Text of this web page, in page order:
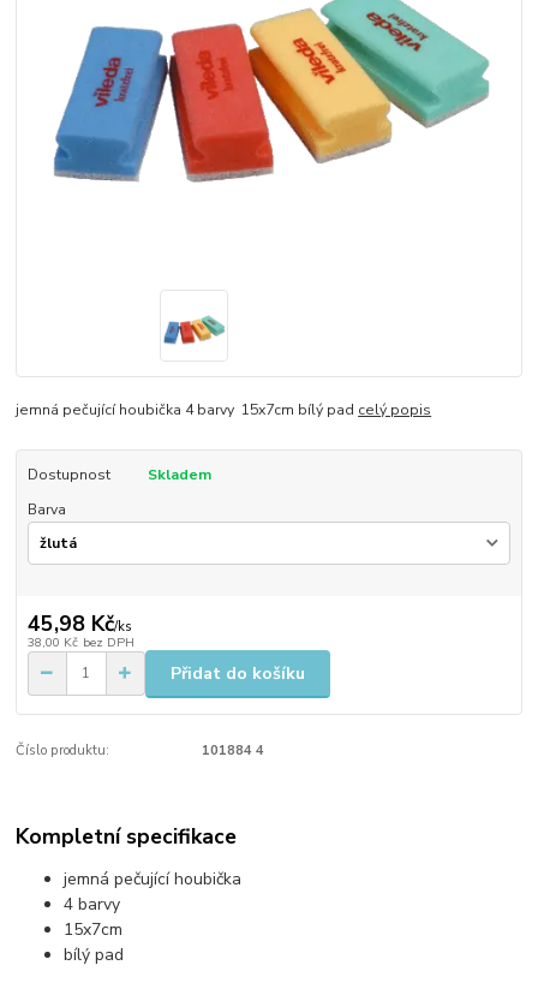
jemná pečující houbička 4 barvy 15x7cm bílý pad celý popis
Dostupnost
Skladem
Barva
45,98 Kč/ks
38,00 Kč bez DPH
Přidat do košíku
Číslo produktu: 101884 4
Kompletní specifikace
jemná pečující houbička
4 barvy
15x7cm
bílý pad